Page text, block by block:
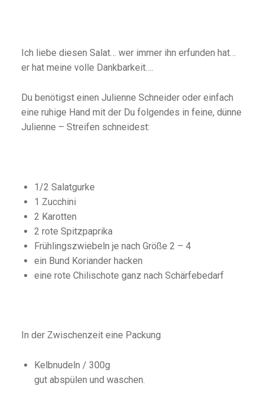
Ich liebe diesen Salat… wer immer ihn erfunden hat…
er hat meine volle Dankbarkeit….
Du benötigst einen Julienne Schneider oder einfach
eine ruhige Hand mit der Du folgendes in feine, dünne
Julienne – Streifen schneidest:
1/2 Salatgurke
1 Zucchini
2 Karotten
2 rote Spitzpaprika
Frühlingszwiebeln je nach Größe 2 – 4
ein Bund Koriander hacken
eine rote Chilischote ganz nach Schärfebedarf
In der Zwischenzeit eine Packung
Kelbnudeln / 300g
gut abspülen und waschen.